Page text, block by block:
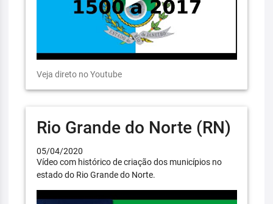
Veja direto no Youtube
Rio Grande do Norte (RN)
05/04/2020
Vídeo com histórico de criação dos municípios no
estado do Rio Grande do Norte.